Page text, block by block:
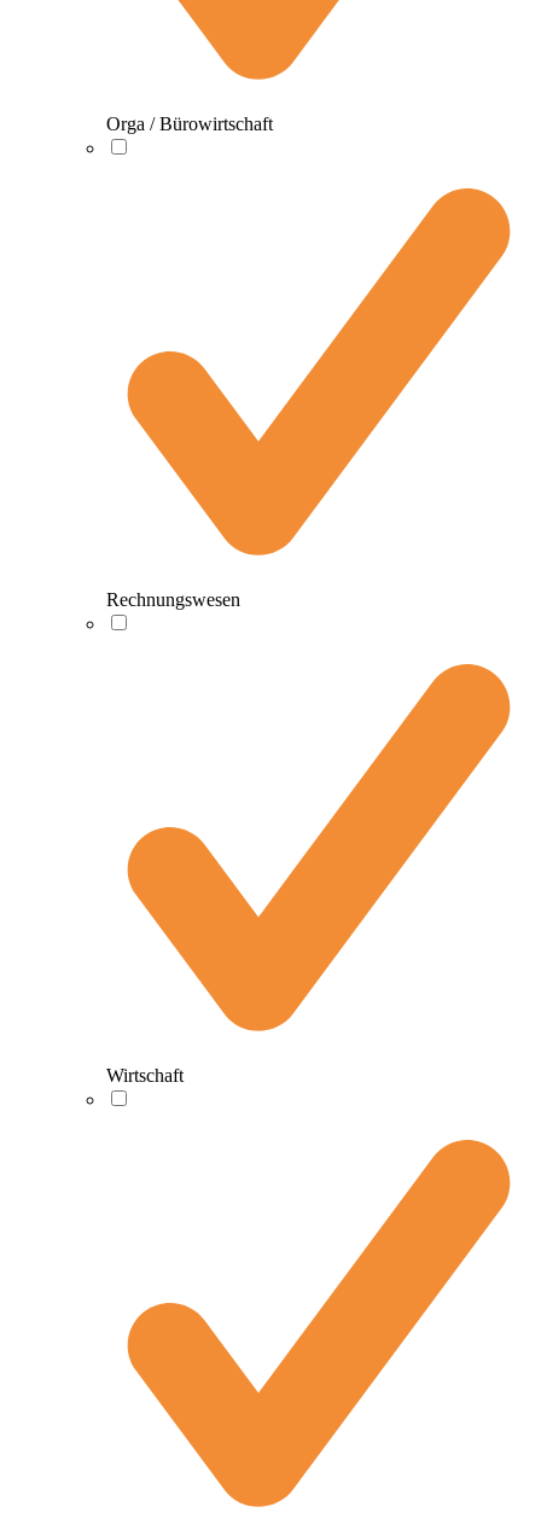
Orga / Bürowirtschaft
Rechnungswesen
Wirtschaft